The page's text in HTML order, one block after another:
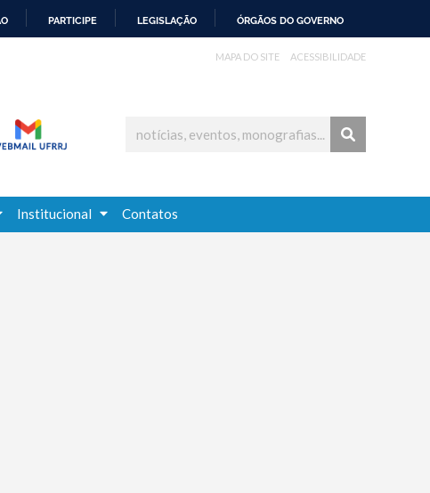
PARTICIPE LEGISLAÇÃO ÓRGÃOS DO GOVERNO
MAPA DO SITE ACESSIBILIDADE
Institucional Contatos